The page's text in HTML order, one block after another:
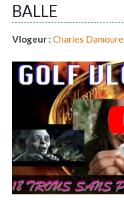
BALLE
Vlogeur : Charles